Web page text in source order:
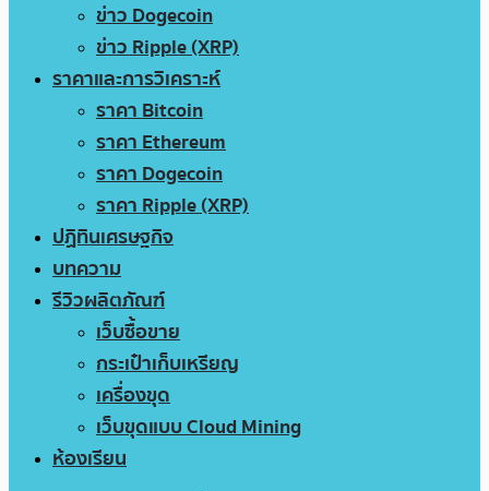
ข่าว Dogecoin
ข่าว Ripple (XRP)
ราคาและการวิเคราะห์
ราคา Bitcoin
ราคา Ethereum
ราคา Dogecoin
ราคา Ripple (XRP)
ปฏิทินเศรษฐกิจ
บทความ
รีวิวผลิตภัณฑ์
เว็บซื้อขาย
กระเป๋าเก็บเหรียญ
เครื่องขุด
เว็บขุดแบบ Cloud Mining
ห้องเรียน